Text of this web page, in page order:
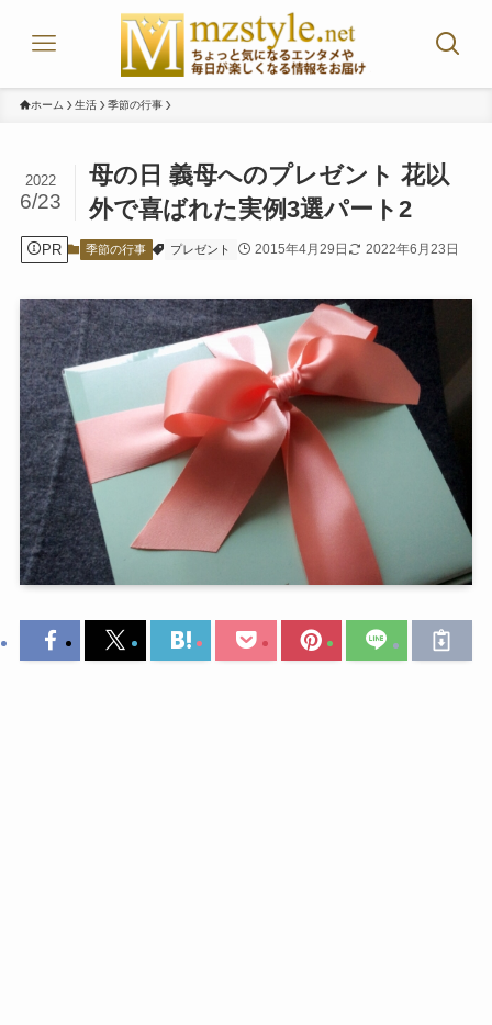
ホーム 生活 季節の行事
母の日 義母へのプレゼント 花以
外で喜ばれた実例3選パート2
2022
6/23
PR 季節の行事 プレゼント 2015年4月29日 2022年6月23日